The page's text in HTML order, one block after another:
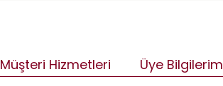
Müşteri Hizmetleri Üye Bilgilerim